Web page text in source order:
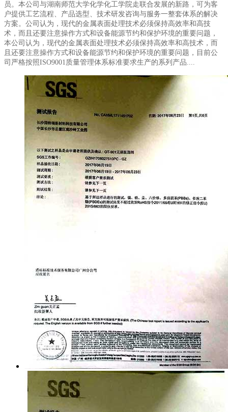
员。本公司与湖南师范大学化学化工学院走联合发展的新路，可为客
户提供工艺流程、产品选型、技术研发咨询与服务一整套体系的解决
方案。公司认为，现代的金属表面处理技术必须保持高效率和高技
术，而且还要注意操作方式和设备能源节约和保护环境的重要问题，
本公司认为，现代的金属表面处理技术必须保持高效率和高技术，而
且还要注意操作方式和设备能源节约和保护环境的重要问题，目前公
司严格按照ISO9001质量管理体系标准要求生产的系列产品....